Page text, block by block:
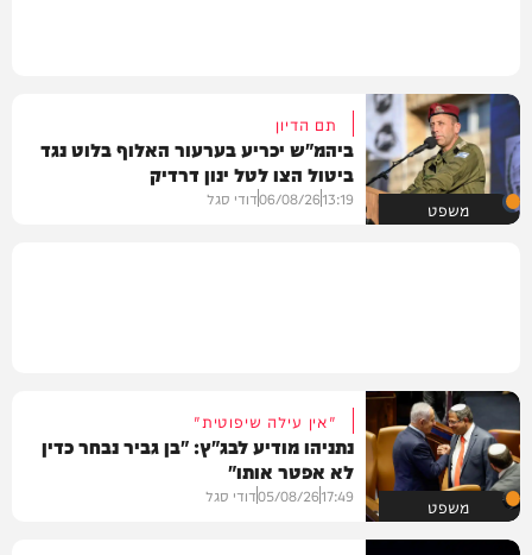
משפט
תם הדיון
ביהמ"ש יכריע בערעור האלוף בלוט נגד
ביטול הצו לטל ינון דרדיק
13:19
06/08/26דודי סגל
משפט
"אין עילה שיפוטית"
נתניהו מודיע לבג"ץ: "בן גביר נבחר כדין
לא אפטר אותו"
17:49
05/08/26דודי סגל